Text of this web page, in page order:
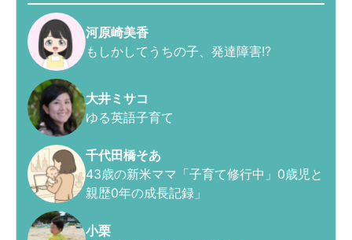
河原崎美香
もしかしてうちの子、発達障害!?
大井ミサコ
ゆる英語子育て
千代田橋そあ
43歳の新米ママ「子育て修行中」0歳児と
親歴0年の成長記録」
小栗